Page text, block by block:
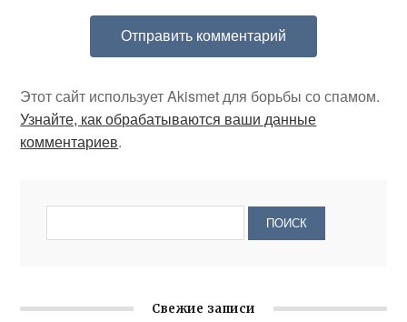
Этот сайт использует Akismet для борьбы со спамом.
Узнайте, как обрабатываются ваши данные
комментариев.
Свежие записи